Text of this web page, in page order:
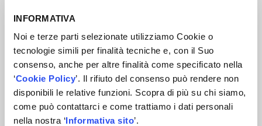
INFORMATIVA
Noi e terze parti selezionate utilizziamo Cookie o
tecnologie simili per finalità tecniche e, con il Suo
consenso, anche per altre finalità come specificato nella
‘Cookie Policy’. Il rifiuto del consenso può rendere non
disponibili le relative funzioni. Scopra di più su chi siamo,
come può contattarci e come trattiamo i dati personali
nella nostra ‘Informativa sito’.